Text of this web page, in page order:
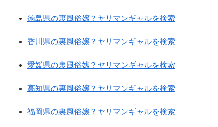
徳島県の裏風俗嬢？ヤリマンギャルを検索
香川県の裏風俗嬢？ヤリマンギャルを検索
愛媛県の裏風俗嬢？ヤリマンギャルを検索
高知県の裏風俗嬢？ヤリマンギャルを検索
福岡県の裏風俗嬢？ヤリマンギャルを検索